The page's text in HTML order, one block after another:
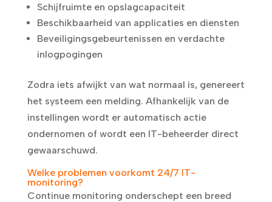
Schijfruimte en opslagcapaciteit
Beschikbaarheid van applicaties en diensten
Beveiligingsgebeurtenissen en verdachte
inlogpogingen
Zodra iets afwijkt van wat normaal is, genereert
het systeem een melding. Afhankelijk van de
instellingen wordt er automatisch actie
ondernomen of wordt een IT-beheerder direct
gewaarschuwd.
Welke problemen voorkomt 24/7 IT-
monitoring?
Continue monitoring onderschept een breed